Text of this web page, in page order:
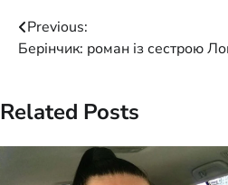
Post
navigation
Previous:
Берінчик: роман із сестрою
Related Posts